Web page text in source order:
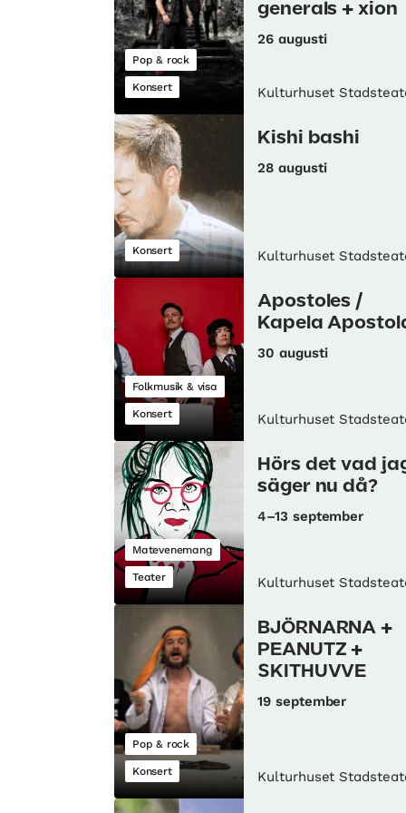
Pop & rock
Konsert
generals + xion
26 augusti
Kulturhuset
Konsert
Kishi bashi
28 augusti
Kulturhuset
Folkmusik & visa
Konsert
Apostoles /
Kapela
30 augusti
Kulturhuset
Matevenemang
Teater
Hörs det vad
säger nu då?
4–13 september
Kulturhuset
Pop & rock
Konsert
BJÖRNARNA +
PEANUTZ +
SKITHUVVE
19 september
Kulturhuset